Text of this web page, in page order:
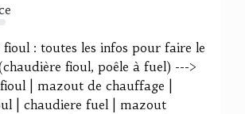
: toutes les infos pour faire le
fioul, poêle à fuel) --->
| mazout de chauffage |
| chaudiere fuel | mazout